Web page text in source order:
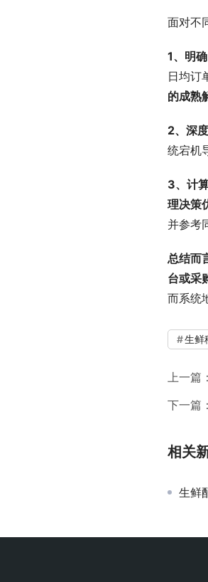
面对不
1、明
日均订
的成熟
2、深
统宕机
3、计
理决策
并参考
总结而
台或采
而系统
生鲜
上一篇：
下一篇：
相关
生鲜配